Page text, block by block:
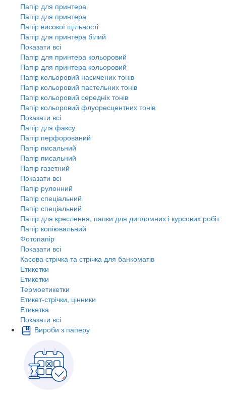
Папір для принтера
Папір для принтера
Папір високої щільності
Папір для принтера білий
Показати всі
Папір для принтера кольоровий
Папір для принтера кольоровий
Папір кольоровий насичених тонів
Папір кольоровий пастельних тонів
Папір кольоровий середніх тонів
Папір кольоровий флуоресцентних тонів
Показати всі
Папір для факсу
Папір перфорований
Папір писальний
Папір писальний
Папір газетний
Показати всі
Папір рулонний
Папір спеціальний
Папір спеціальний
Папір для креслення, папки для дипломних і курсових робіт
Папір копіювальний
Фотопапір
Показати всі
Касова стрічка та стрічка для банкоматів
Етикетки
Етикетки
Термоетикетки
Етикет-стрічки, цінники
Етикетка
Показати всі
Вироби з паперу